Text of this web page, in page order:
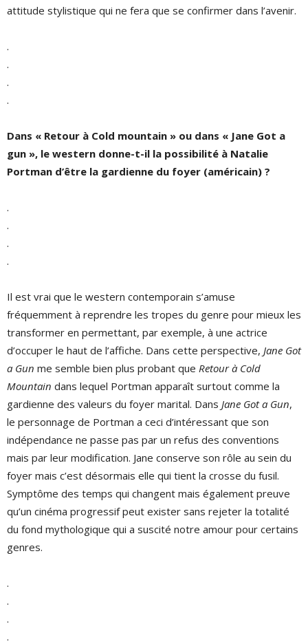
attitude stylistique qui ne fera que se confirmer dans l’avenir.
.
.
.
.
Dans « Retour à Cold mountain » ou dans « Jane Got a
gun », le western donne-t-il la possibilité à Natalie
Portman d’être la gardienne du foyer (américain) ?
.
.
.
.
Il est vrai que le western contemporain s’amuse
fréquemment à reprendre les tropes du genre pour mieux les
transformer en permettant, par exemple, à une actrice
d’occuper le haut de l’affiche. Dans cette perspective, Jane Got
a Gun me semble bien plus probant que Retour à Cold
Mountain dans lequel Portman apparaît surtout comme la
gardienne des valeurs du foyer marital. Dans Jane Got a Gun,
le personnage de Portman a ceci d’intéressant que son
indépendance ne passe pas par un refus des conventions
mais par leur modification. Jane conserve son rôle au sein du
foyer mais c’est désormais elle qui tient la crosse du fusil.
Symptôme des temps qui changent mais également preuve
qu’un cinéma progressif peut exister sans rejeter la totalité
du fond mythologique qui a suscité notre amour pour certains
genres.
.
.
.
.